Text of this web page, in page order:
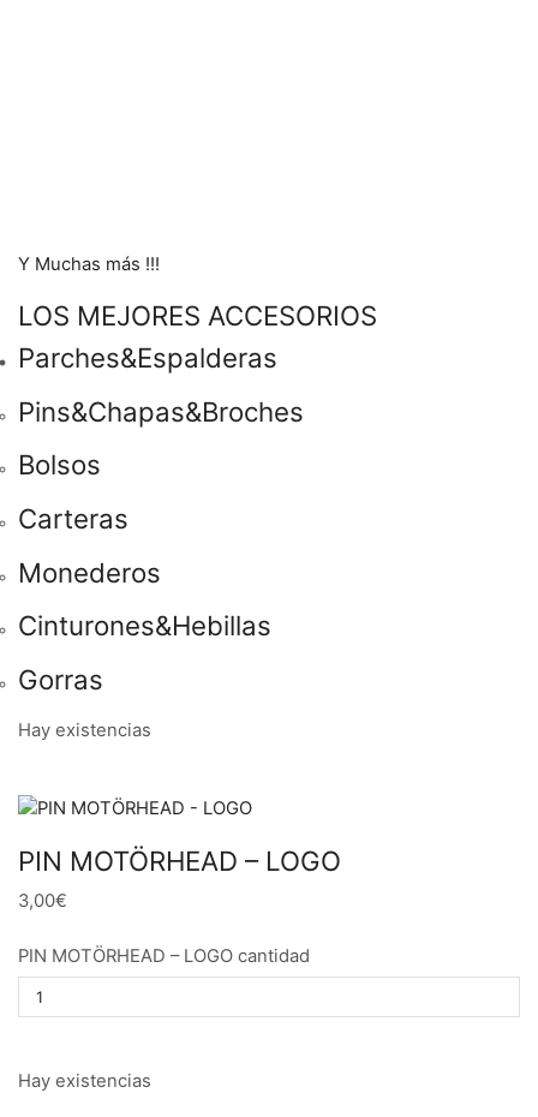
Y Muchas más !!!
LOS MEJORES ACCESORIOS
Parches&Espalderas
Pins&Chapas&Broches
Bolsos
Carteras
Monederos
Cinturones&Hebillas
Gorras
Hay existencias
PIN MOTÖRHEAD – LOGO
3,00€
PIN MOTÖRHEAD – LOGO cantidad
Hay existencias